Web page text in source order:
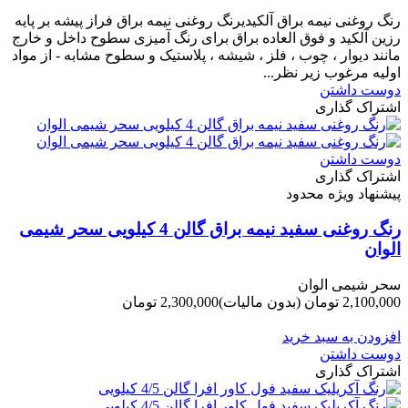
رنگ روغنی نیمه براق آلکیدیرنگ روغنی نیمه براق فراز پیشه بر پایه
رزین آلکید و فوق العاده براق برای رنگ آمیزی سطوح داخل و خارج
مانند دیوار ، چوب ، فلز ، شیشه ، پلاستیک و سطوح مشابه - از مواد
اولیه مرغوب زیر نظر...
دوست داشتن
اشتراک گذاری
دوست داشتن
اشتراک گذاری
پیشنهاد ویژه محدود
رنگ روغنی سفید نیمه براق گالن 4 کیلویی سحر شیمی
الوان
سحر شیمی الوان
2,100,000 تومان
(بدون مالیات)2,300,000 تومان
افزودن به سبد خرید
دوست داشتن
اشتراک گذاری